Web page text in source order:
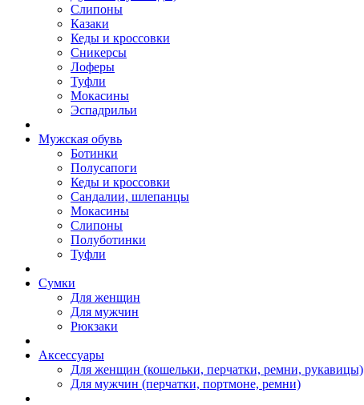
Слипоны
Казаки
Кеды и кроссовки
Сникерсы
Лоферы
Туфли
Мокасины
Эспадрильи
Мужская обувь
Ботинки
Полусапоги
Кеды и кроссовки
Сандалии, шлепанцы
Мокасины
Слипоны
Полуботинки
Туфли
Сумки
Для женщин
Для мужчин
Рюкзаки
Аксессуары
Для женщин (кошельки, перчатки, ремни, рукавицы)
Для мужчин (перчатки, портмоне, ремни)